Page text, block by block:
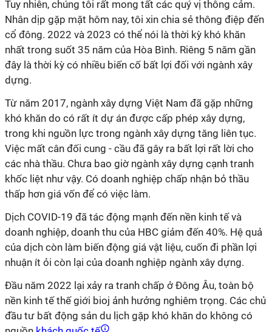
Tuy nhiên, chúng tôi rất mong tất các quý vị thông cảm.
Nhân dịp gặp mặt hôm nay, tôi xin chia sẻ thông điệp đến
cổ đông. 2022 và 2023 có thể nói là thời kỳ khó khăn
nhất trong suốt 35 năm của Hòa Bình. Riêng 5 năm gần
đây là thời kỳ có nhiều biến cố bất lợi đối với ngành xây
dựng.
Từ năm 2017, ngành xây dựng Việt Nam đã gặp những
khó khăn do có rất ít dự án được cấp phép xây dựng,
trong khi nguồn lực trong ngành xây dựng tăng liên tục.
Việc mất cân đối cung - cầu đã gây ra bất lợi rất lời cho
các nhà thầu. Chưa bao giờ ngành xây dựng cạnh tranh
khốc liệt như vậy. Có doanh nghiệp chấp nhận bỏ thầu
thấp hơn giá vốn để có việc làm.
Dịch COVID-19 đã tác động mạnh đến nền kinh tế và
doanh nghiệp, doanh thu của HBC giảm đến 40%. Hệ quả
của dịch còn làm biến động giá vật liệu, cuốn đi phần lợi
nhuận ít ỏi còn lại của doanh nghiệp ngành xây dựng.
Đầu năm 2022 lại xảy ra tranh chấp ở Đông Âu, toàn bộ
nền kinh tế thế giới bioj ảnh hưởng nghiêm trọng. Các chủ
đầu tư bất động sản du lịch gặp khó khăn do không có